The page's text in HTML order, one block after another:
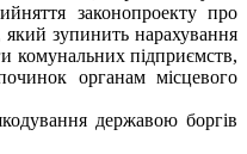
законопроекту про
який зупинить нарахування
комунальних підприємств,
органам місцевого
державою боргів